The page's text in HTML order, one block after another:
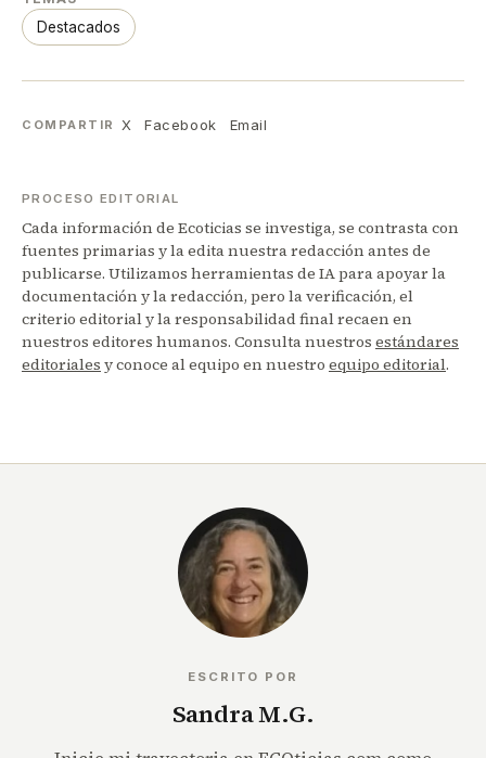
Destacados
COMPARTIR X Facebook Email
PROCESO EDITORIAL
Cada información de Ecoticias se investiga, se contrasta con
fuentes primarias y la edita nuestra redacción antes de
publicarse. Utilizamos herramientas de IA para apoyar la
documentación y la redacción, pero la verificación, el
criterio editorial y la responsabilidad final recaen en
nuestros editores humanos. Consulta nuestros estándares
editoriales y conoce al equipo en nuestro equipo editorial.
ESCRITO POR
Sandra M.G.